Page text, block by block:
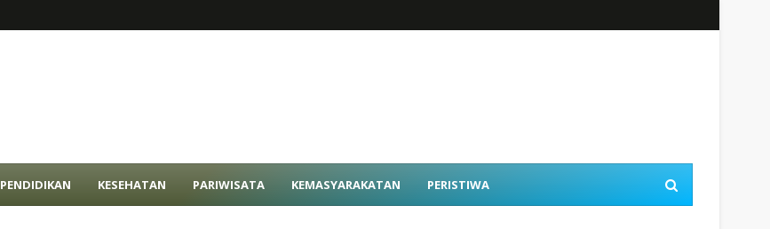
PENDIDIKAN KESEHATAN PARIWISATA KEMASYARAKATAN PERISTIWA